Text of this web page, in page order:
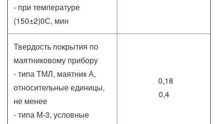
- при температуре
(150±2)0С, мин
Твердость покрытия по
маятниковому прибору
- типа ТМЛ, маятник А,
относительные единицы,
не менее
- типа М-3, условные
0,18
0,4